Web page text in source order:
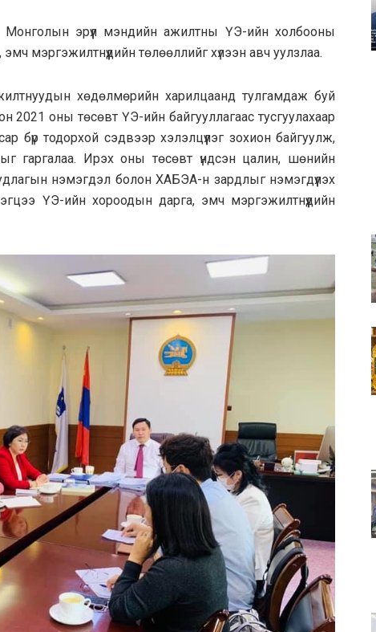
Монголын эрүүл мэндийн ажилтны ҮЭ-ийн холбооны
мэргэжилтнүүдийн төлөөллийг хүлээн авч уулзлаа.
хөдөлмөрийн харилцаанд тулгамдаж буй
оны төсөвт ҮЭ-ийн байгууллагаас тусгуулахаар
бүр тодорхой сэдвээр хэлэлцүүлэг зохион байгуулж,
гаргалаа. Ирэх оны төсөвт үндсэн цалин, шөнийн
нэмэгдэл болон ХАБЭА-н зардлыг нэмэгдүүлэх
ҮЭ-ийн хороодын дарга, эмч мэргэжилтнүүдийн